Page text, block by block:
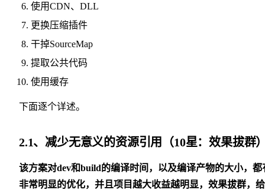
使用CDN、DLL
更换压缩插件
干掉SourceMap
提取公共代码
使用缓存
下面逐个详述。
2.1、减少无意义的资源引用（10星：效果拔群
该方案对dev和build的编译时间，以及编译产物的大小，都
非常明显的优化，并且项目越大收益越明显，效果拔群，